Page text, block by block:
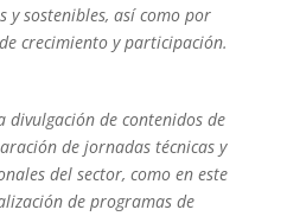
y sostenibles, así como por
crecimiento y participación.
divulgación de contenidos de
de jornadas técnicas y
del sector, como en este
de programas de